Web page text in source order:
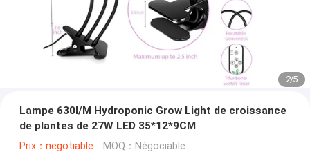
2/5
Lampe 630l/M Hydroponic Grow Light de croissance
de plantes de 27W LED 35*12*9CM
Prix：negotiable MOQ：Négociable